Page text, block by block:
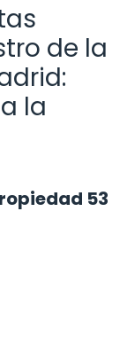
de la
la
53